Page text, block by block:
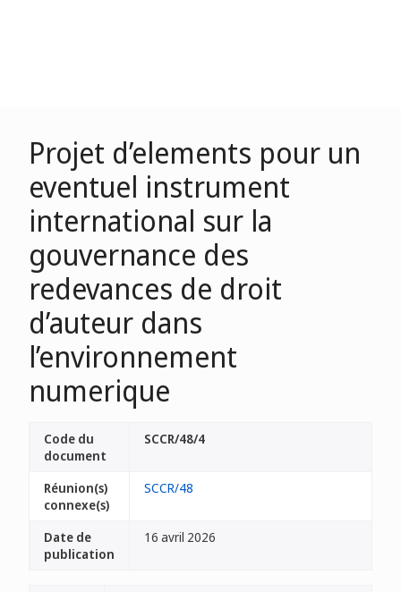
Projet d’elements pour un
eventuel instrument
international sur la
gouvernance des
redevances de droit
d’auteur dans
l’environnement
numerique
Code du
document
SCCR/48/4
Réunion(s)
connexe(s)
SCCR/48
Date de
publication
16 avril 2026